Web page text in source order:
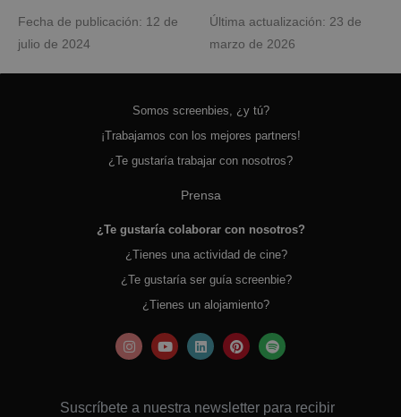
Fecha de publicación: 12 de
julio de 2024
Última actualización: 23 de
marzo de 2026
Somos screenbies, ¿y tú?
¡Trabajamos con los mejores partners!
¿Te gustaría trabajar con nosotros?
Prensa
¿Te gustaría colaborar con nosotros?
¿Tienes una actividad de cine?
¿Te gustaría ser guía screenbie?
¿Tienes un alojamiento?
Suscríbete a nuestra newsletter para recibir